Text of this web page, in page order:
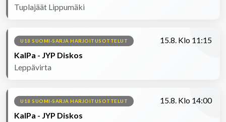
Tuplajäät Lippumäki
U18 SUOMI-SARJA HARJOITUSOTTELUT
15.8. Klo 11:15
KalPa - JYP Diskos
Leppävirta
U18 SUOMI-SARJA HARJOITUSOTTELUT
15.8. Klo 14:00
KalPa - JYP Diskos